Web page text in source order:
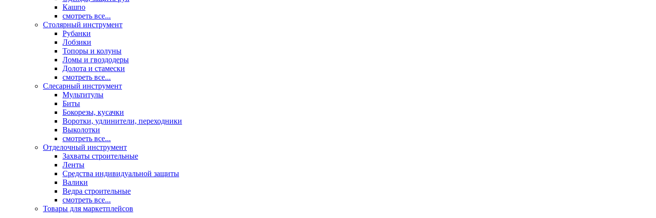
Кашпо
смотреть все...
Столярный инструмент
Рубанки
Лобзики
Топоры и колуны
Ломы и гвоздодеры
Долота и стамески
смотреть все...
Слесарный инструмент
Мультитулы
Биты
Бокорезы, кусачки
Воротки, удлинители, переходники
Выколотки
смотреть все...
Отделочный инструмент
Захваты строительные
Ленты
Средства индивидуальной защиты
Валики
Ведра строительные
смотреть все...
Товары для маркетплейсов